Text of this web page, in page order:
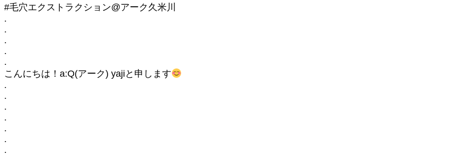
#毛穴エクストラクション@アーク久米川
.
.
.
.
.
こんにちは！a:Q(アーク) yajiと申します
.
.
.
.
.
.
.